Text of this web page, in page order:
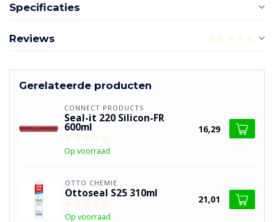
Specificaties
Reviews
Gerelateerde producten
CONNECT PRODUCTS
Seal-it 220 Silicon-FR
600ml
Op voorraad
16,29
OTTO CHEMIE
Ottoseal S25 310ml
Op voorraad
21,01